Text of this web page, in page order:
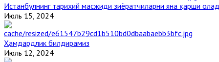
Истанбулнинг тарихий масжиди зиёратчиларни яна қарши
Июль 15, 2024
Ҳамдардлик билдирамиз
Июль 12, 2024